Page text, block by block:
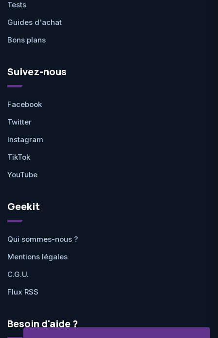
Tests
Guides d'achat
Bons plans
Suivez-nous
Facebook
Twitter
Instagram
TikTok
YouTube
Geekit
Qui sommes-nous ?
Mentions légales
C.G.U.
Flux RSS
Besoin d'aide ?